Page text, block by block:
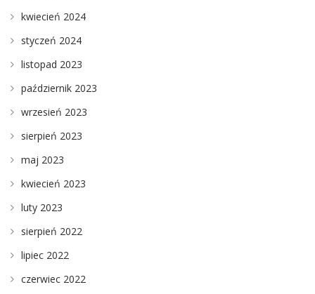
kwiecień 2024
styczeń 2024
listopad 2023
październik 2023
wrzesień 2023
sierpień 2023
maj 2023
kwiecień 2023
luty 2023
sierpień 2022
lipiec 2022
czerwiec 2022